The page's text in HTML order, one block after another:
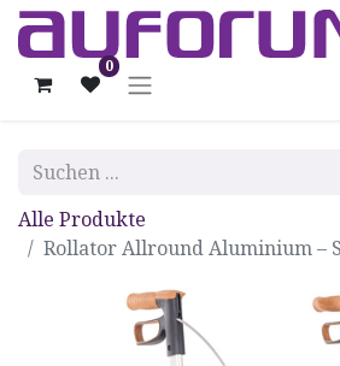
0
Alle Produkte
Rollator Allround Aluminium –